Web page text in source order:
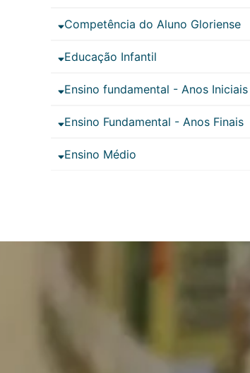
Competência do Aluno Gloriense
Educação Infantil
Ensino fundamental - Anos Iniciais
Ensino Fundamental - Anos Finais
Ensino Médio